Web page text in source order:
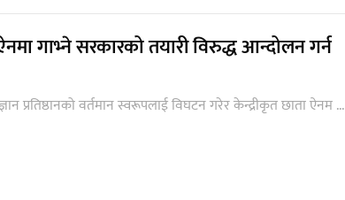
ऐनमा गाभ्ने सरकारको तयारी विरुद्ध आन्दोलन गर्न
प्रतिष्ठानको वर्तमान स्वरूपलाई विघटन गरेर केन्द्रीकृत छाता ऐनम ...